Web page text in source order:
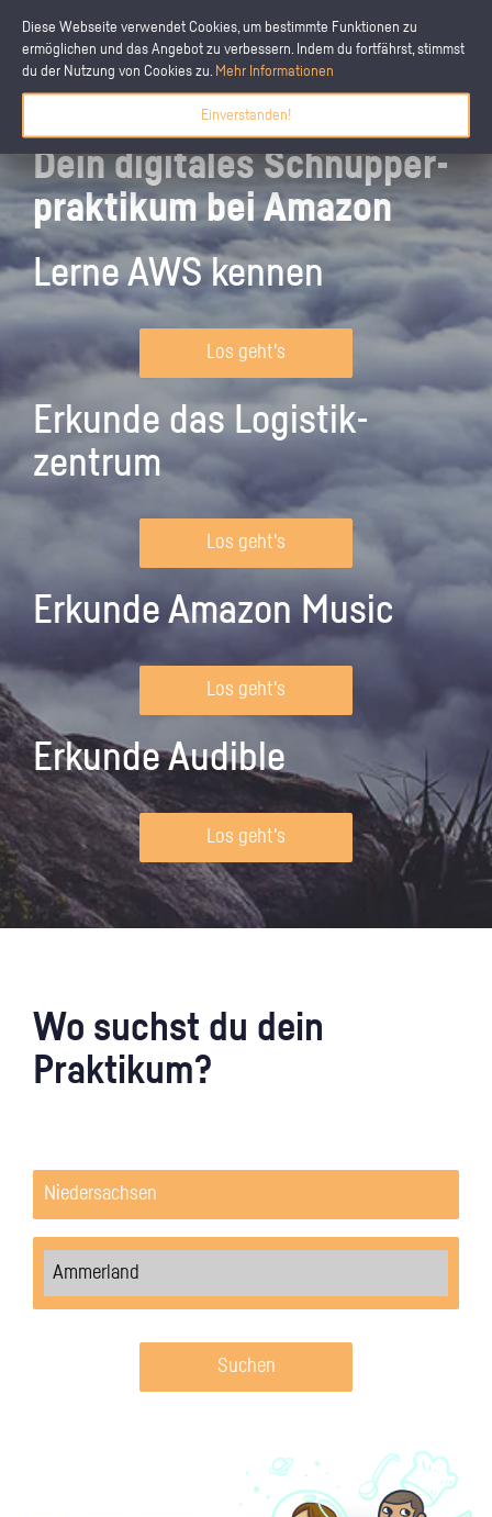
Diese Webseite verwendet Cookies, um bestimmte Funktionen zu
ermöglichen und das Angebot zu verbessern. Indem du fortfährst, stimmst
du der Nutzung von Cookies zu. Mehr Informationen
Einverstanden!
Dein digitales Schnupper­
praktikum bei Amazon
Lerne AWS kennen
Los geht's
Erkunde das Logistik­
zentrum
Los geht's
Erkunde Amazon Music
Los geht's
Erkunde Audible
Los geht's
Wo suchst du dein
Praktikum?
Suchen